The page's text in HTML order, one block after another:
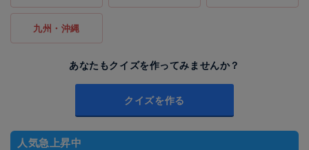
九州・沖縄
あなたもクイズを作ってみませんか？
クイズを作る
人気急上昇中